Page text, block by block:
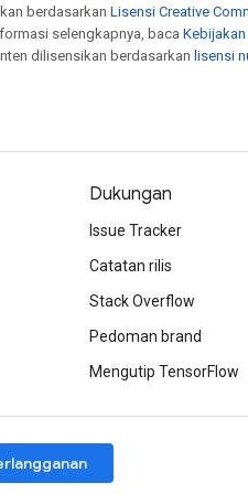
berdasarkan Lisensi Creative
selengkapnya, baca
dilisensikan berdasarkan lisensi
Dukungan
Issue Tracker
Catatan rilis
Stack Overflow
Pedoman brand
Mengutip TensorFlow